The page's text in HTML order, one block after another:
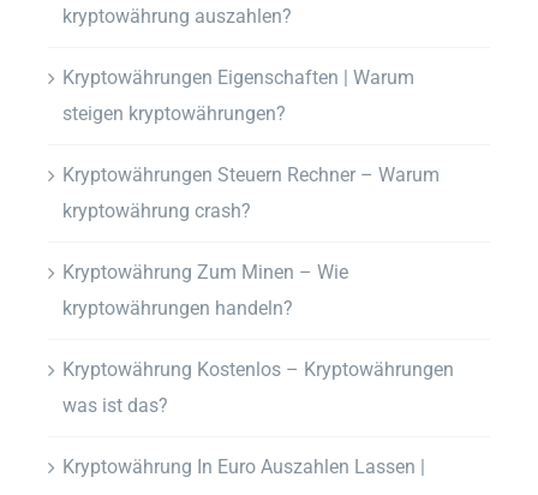
kryptowährung auszahlen?
Kryptowährungen Eigenschaften | Warum
steigen kryptowährungen?
Kryptowährungen Steuern Rechner – Warum
kryptowährung crash?
Kryptowährung Zum Minen – Wie
kryptowährungen handeln?
Kryptowährung Kostenlos – Kryptowährungen
was ist das?
Kryptowährung In Euro Auszahlen Lassen |